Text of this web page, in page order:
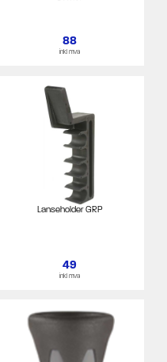
88
inkl mva
Lanseholder GRP
49
inkl mva